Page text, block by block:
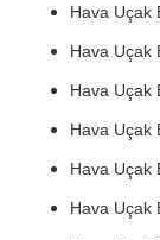
Hava Uçak
Hava Uçak
Hava Uçak
Hava Uçak
Hava Uçak
Hava Uçak